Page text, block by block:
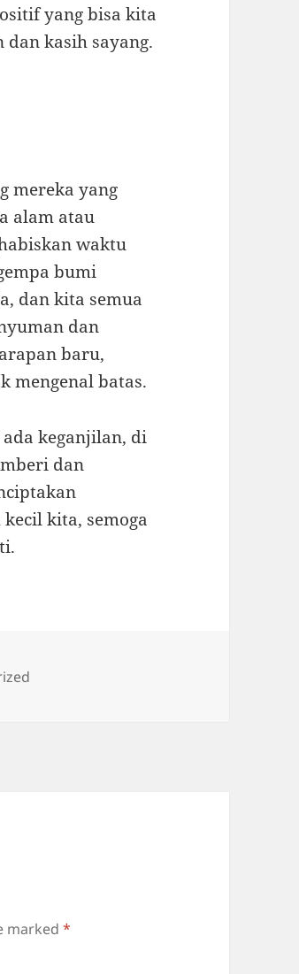
yang bisa kita
kasih sayang.
mereka yang
alam atau
waktu
bumi
dan kita semua
dan
baru,
mengenal batas.
keganjilan, di
dan
kita, semoga
marked*